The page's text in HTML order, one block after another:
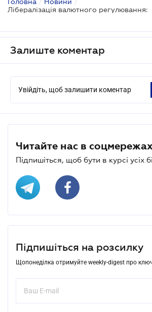
Лібералізація валютного регулювання:
Залиште коментар
Увійдіть, щоб залишити коментар
Читайте нас в
Підпишіться, щоб бути в курсі усіх
Підпишіться на розсилку
Щопонеділка отримуйте weekly-digest про